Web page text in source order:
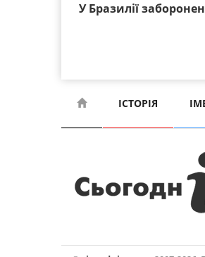
У Бразилії
ІСТОРІЯ